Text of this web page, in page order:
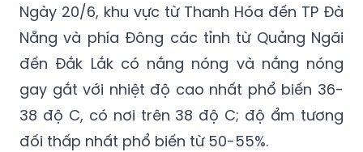
Ngày 20/6, khu vực từ Thanh Hóa đến TP Đà
Nẵng và phía Đông các tỉnh từ Quảng Ngãi
đến Đắk Lắk có nắng nóng và nắng nóng
gay gắt với nhiệt độ cao nhất phổ biến 36-
38 độ C, có nơi trên 38 độ C; độ ẩm tương
đối thấp nhất phổ biến từ 50-55%.